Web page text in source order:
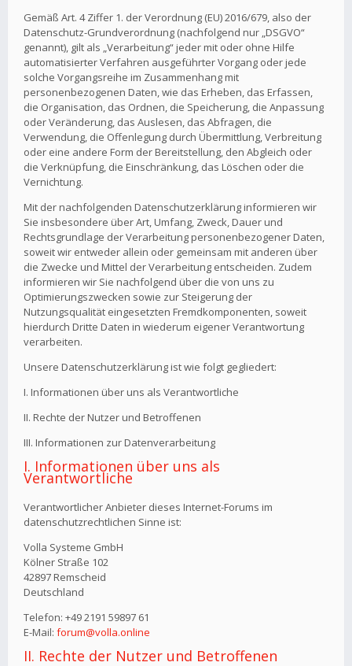
Gemäß Art. 4 Ziffer 1. der Verordnung (EU) 2016/679, also der
Datenschutz-Grundverordnung (nachfolgend nur „DSGVO“
genannt), gilt als „Verarbeitung“ jeder mit oder ohne Hilfe
automatisierter Verfahren ausgeführter Vorgang oder jede
solche Vorgangsreihe im Zusammenhang mit
personenbezogenen Daten, wie das Erheben, das Erfassen,
die Organisation, das Ordnen, die Speicherung, die Anpassung
oder Veränderung, das Auslesen, das Abfragen, die
Verwendung, die Offenlegung durch Übermittlung, Verbreitung
oder eine andere Form der Bereitstellung, den Abgleich oder
die Verknüpfung, die Einschränkung, das Löschen oder die
Vernichtung.
Mit der nachfolgenden Datenschutzerklärung informieren wir
Sie insbesondere über Art, Umfang, Zweck, Dauer und
Rechtsgrundlage der Verarbeitung personenbezogener Daten,
soweit wir entweder allein oder gemeinsam mit anderen über
die Zwecke und Mittel der Verarbeitung entscheiden. Zudem
informieren wir Sie nachfolgend über die von uns zu
Optimierungszwecken sowie zur Steigerung der
Nutzungsqualität eingesetzten Fremdkomponenten, soweit
hierdurch Dritte Daten in wiederum eigener Verantwortung
verarbeiten.
Unsere Datenschutzerklärung ist wie folgt gegliedert:
I. Informationen über uns als Verantwortliche
II. Rechte der Nutzer und Betroffenen
III. Informationen zur Datenverarbeitung
I. Informationen über uns als
Verantwortliche
Verantwortlicher Anbieter dieses Internet-Forums im
datenschutzrechtlichen Sinne ist:
Volla Systeme GmbH
Kölner Straße 102
42897 Remscheid
Deutschland
Telefon: +49 2191 59897 61
E-Mail: forum@volla.online
II. Rechte der Nutzer und Betroffenen